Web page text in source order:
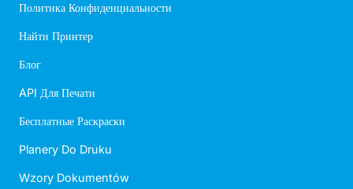
Политика Конфиденциальности
Найти Принтер
Блог
API Для Печати
Бесплатные Раскраски
Planery Do Druku
Wzory Dokumentów